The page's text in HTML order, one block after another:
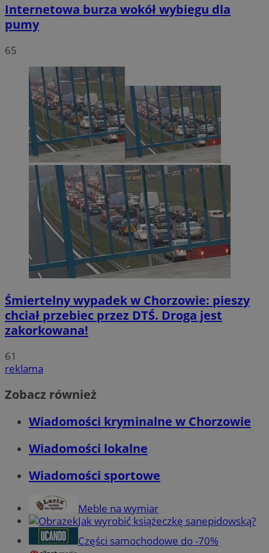
Internetowa burza wokół wybiegu dla
pumy
65
Śmiertelny wypadek w Chorzowie: pieszy
chciał przebiec przez DTŚ. Droga jest
zakorkowana!
61
reklama
Zobacz również
Wiadomości kryminalne w Chorzowie
Wiadomości lokalne
Wiadomości sportowe
Meble na wymiar
Jak wyrobić książeczkę sanepidowską?
Części samochodowe do -70%